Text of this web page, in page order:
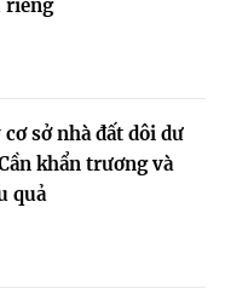
riêng
sở nhà đất dôi dư
khẩn trương và
quả